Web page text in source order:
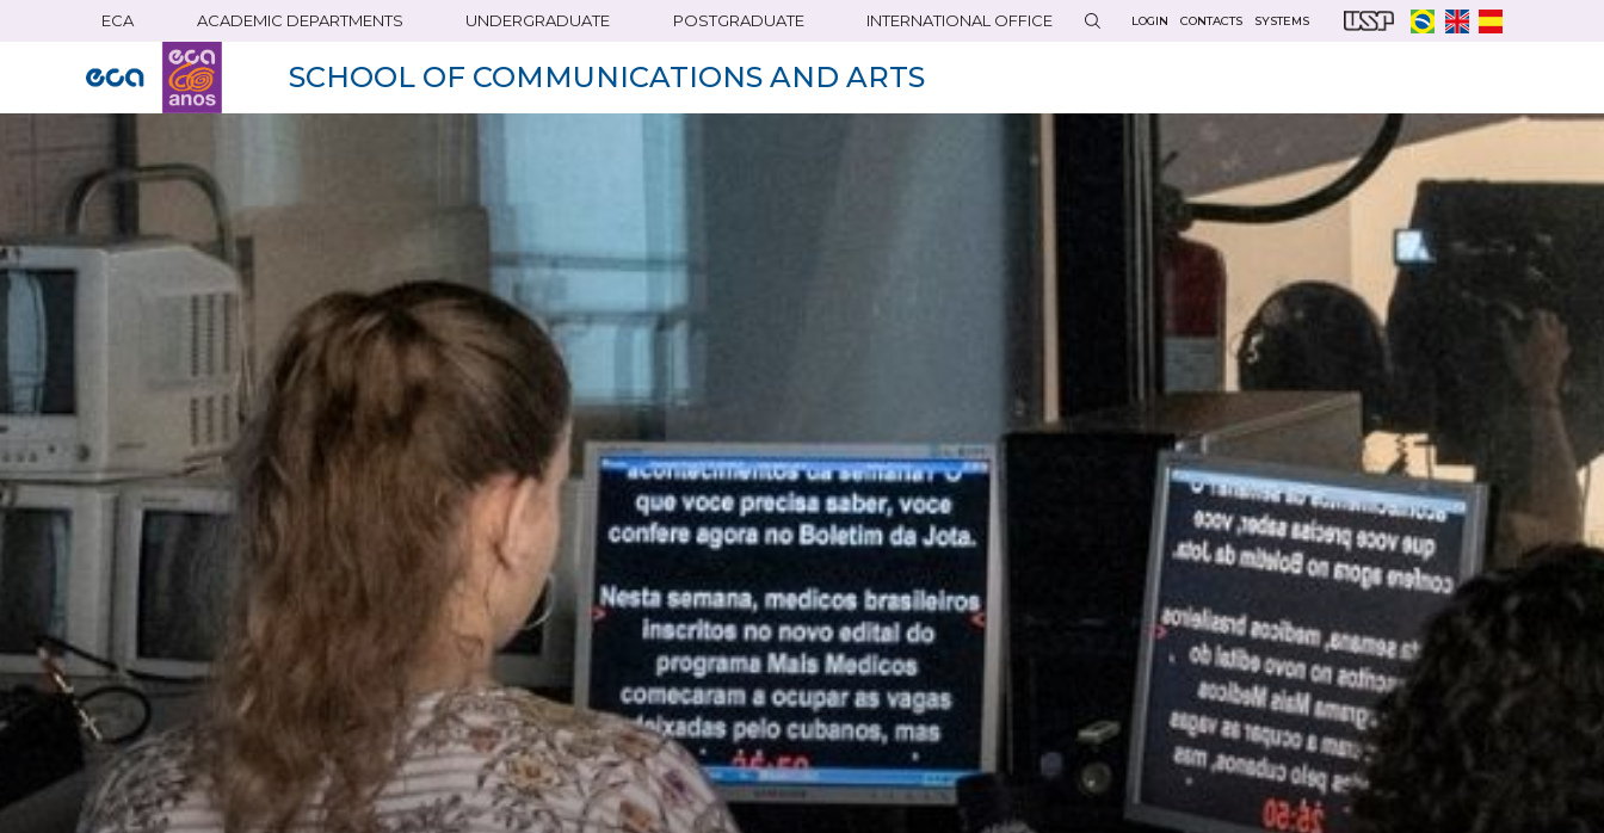
content
ECA ACADEMIC DEPARTMENTS UNDERGRADUATE POSTGRADUATE INTERNATIONAL OFFICE LOGIN CONTACTS SYSTEMS
SCHOOL OF COMMUNICATIONS AND ARTS